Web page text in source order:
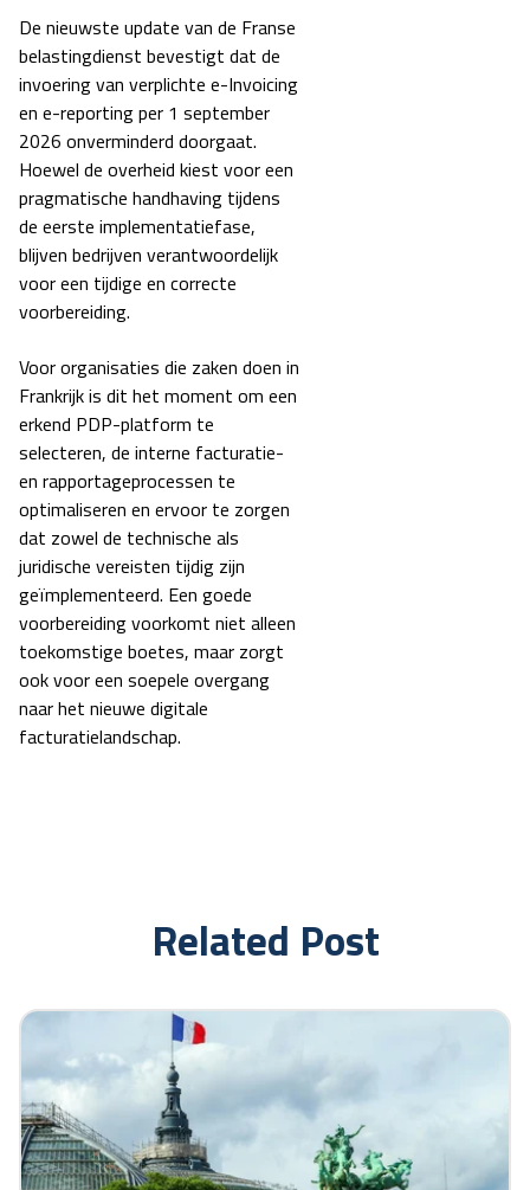
De nieuwste update van de Franse
belastingdienst bevestigt dat de
invoering van verplichte e-Invoicing
en e-reporting per 1 september
2026 onverminderd doorgaat.
Hoewel de overheid kiest voor een
pragmatische handhaving tijdens
de eerste implementatiefase,
blijven bedrijven verantwoordelijk
voor een tijdige en correcte
voorbereiding.
Voor organisaties die zaken doen in
Frankrijk is dit het moment om een
erkend PDP-platform te
selecteren, de interne facturatie-
en rapportageprocessen te
optimaliseren en ervoor te zorgen
dat zowel de technische als
juridische vereisten tijdig zijn
geïmplementeerd. Een goede
voorbereiding voorkomt niet alleen
toekomstige boetes, maar zorgt
ook voor een soepele overgang
naar het nieuwe digitale
facturatielandschap.
Related Post